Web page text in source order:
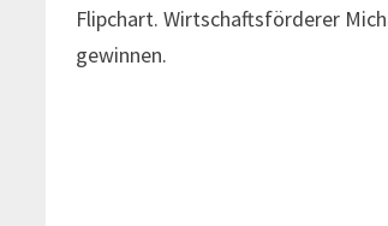
Flipchart. Wirtschaftsförderer
gewinnen.